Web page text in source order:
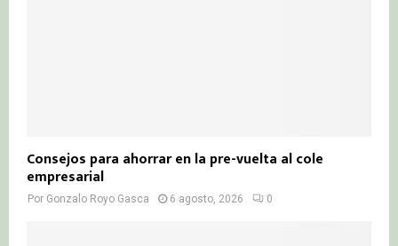
Consejos para ahorrar en la pre-vuelta al cole
empresarial
Por Gonzalo Royo Gasca 6 agosto, 2026 0